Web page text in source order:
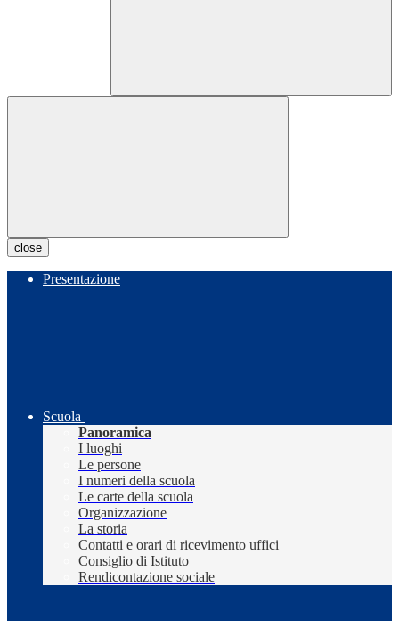
close
Presentazione
Scuola
Panoramica
I luoghi
Le persone
I numeri della scuola
Le carte della scuola
Organizzazione
La storia
Contatti e orari di ricevimento uffici
Consiglio di Istituto
Rendicontazione sociale